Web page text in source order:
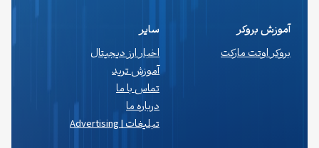
آموزش بروکر
بروکر اوتت مارکت
سایر
اخبار ارز دیجیتال
آموزش ترید
تماس با ما
درباره ما
تبلیغات | Advertising